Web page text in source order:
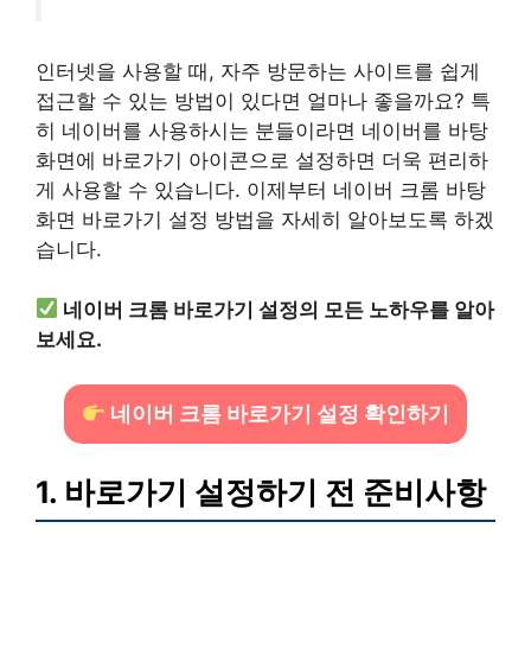
인터넷을 사용할 때, 자주 방문하는 사이트를 쉽게
접근할 수 있는 방법이 있다면 얼마나 좋을까요? 특
히 네이버를 사용하시는 분들이라면 네이버를 바탕
화면에 바로가기 아이콘으로 설정하면 더욱 편리하
게 사용할 수 있습니다. 이제부터 네이버 크롬 바탕
화면 바로가기 설정 방법을 자세히 알아보도록 하겠
습니다.
네이버 크롬 바로가기 설정의 모든 노하우를 알아
보세요.
네이버 크롬 바로가기 설정 확인하기
1. 바로가기 설정하기 전 준비사항